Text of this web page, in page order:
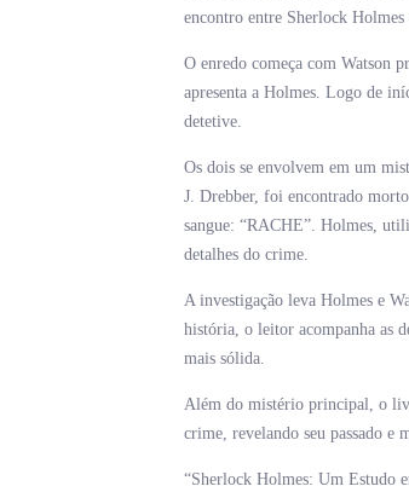
encontro entre Sherlock
O enredo começa com Watson
apresenta a Holmes. Logo de
detetive.
Os dois se envolvem em um
J. Drebber, foi encontrado
sangue: “RACHE”. Holmes,
detalhes do crime.
A investigação leva Holmes e
história, o leitor acompanha as
mais sólida.
Além do mistério principal, o
crime, revelando seu passado e
“Sherlock Holmes: Um Estudo